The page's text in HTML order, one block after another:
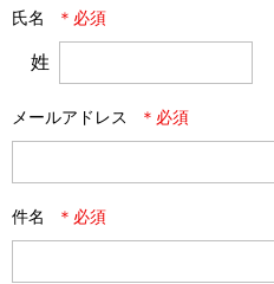
氏名
姓
メールアドレス
件名